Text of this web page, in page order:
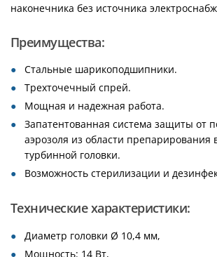
наконечника без источника
Преимущества:
Стальные шарикоподшипники.
Трехточечный спрей.
Мощная и надежная работа.
Запатентованная система защиты от
аэрозоля из области препарирования
турбинной головки.
Возможность стерилизации и
Технические характеристики:
Диаметр головки Ø 10,4 мм,
Мощность: 14 Вт,